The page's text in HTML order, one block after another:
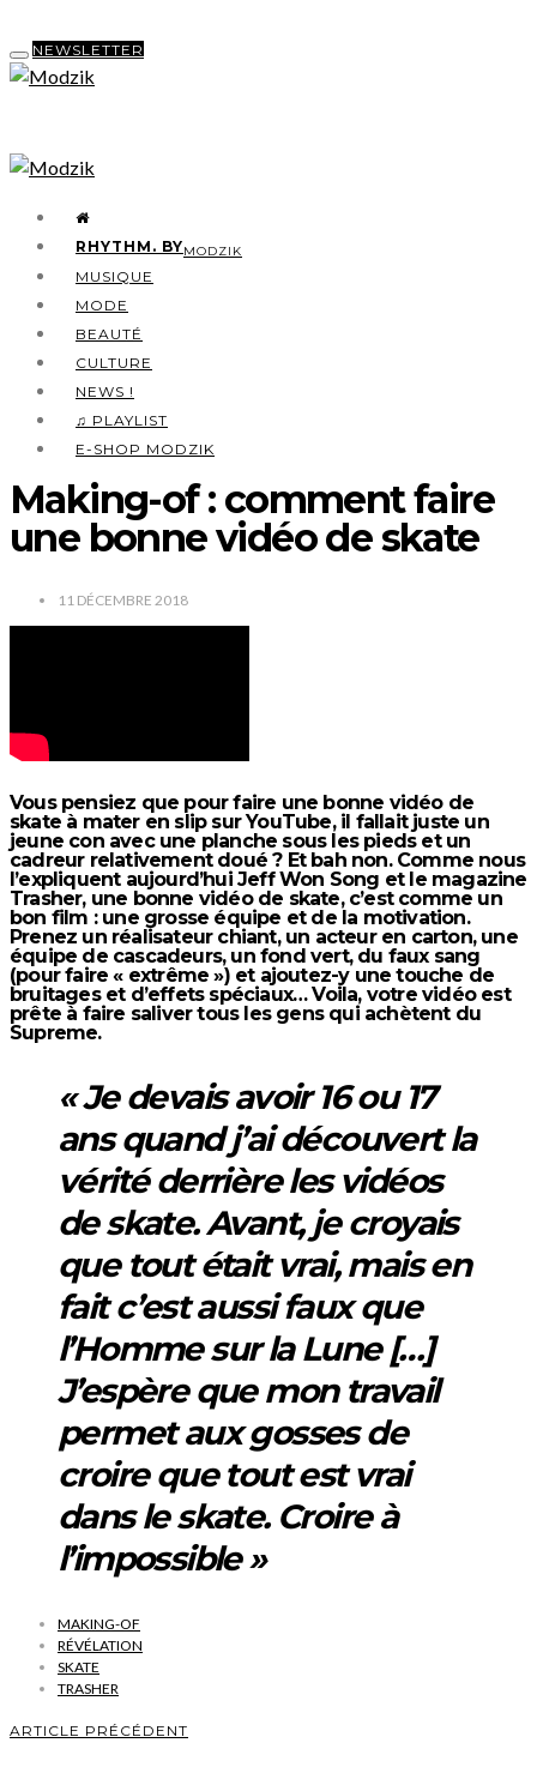
NEWSLETTER
RHYTHM. BYMODZIK
MUSIQUE
MODE
BEAUTÉ
CULTURE
NEWS !
♫ PLAYLIST
E-SHOP MODZIK
Making-of : comment faire
une bonne vidéo de skate
11 DÉCEMBRE 2018
Vous pensiez que pour faire une bonne vidéo de
skate à mater en slip sur YouTube, il fallait juste un
jeune con avec une planche sous les pieds et un
cadreur relativement doué ? Et bah non. Comme nous
l’expliquent aujourd’hui Jeff Won Song et le magazine
Trasher, une bonne vidéo de skate, c’est comme un
bon film : une grosse équipe et de la motivation.
Prenez un réalisateur chiant, un acteur en carton, une
équipe de cascadeurs, un fond vert, du faux sang
(pour faire « extrême ») et ajoutez-y une touche de
bruitages et d’effets spéciaux… Voila, votre vidéo est
prête à faire saliver tous les gens qui achètent du
Supreme.
« Je devais avoir 16 ou 17
ans quand j’ai découvert la
vérité derrière les vidéos
de skate. Avant, je croyais
que tout était vrai, mais en
fait c’est aussi faux que
l’Homme sur la Lune […]
J’espère que mon travail
permet aux gosses de
croire que tout est vrai
dans le skate. Croire à
l’impossible »
MAKING-OF
RÉVÉLATION
SKATE
TRASHER
ARTICLE PRÉCÉDENT